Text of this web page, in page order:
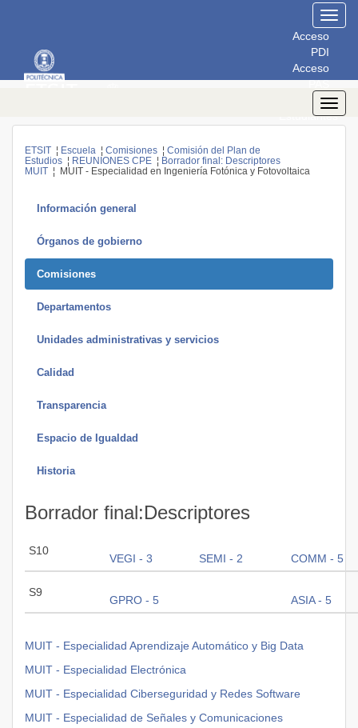
Acceso
PDI
Acceso
PAS
Acceso
Estudiantes
ETSIT ¦ Escuela ¦ Comisiones ¦ Comisión del Plan de
Estudios ¦ REUNIONES CPE ¦ Borrador final: Descriptores
MUIT ¦ MUIT - Especialidad en Ingeniería Fotónica y Fotovoltaica
Información general
Órganos de gobierno
Comisiones
Departamentos
Unidades administrativas y servicios
Calidad
Transparencia
Espacio de Igualdad
Historia
Borrador final:Descriptores
S10
VEGI - 3 SEMI - 2 COMM - 5
S9
GPRO - 5 ASIA - 5
MUIT - Especialidad Aprendizaje Automático y Big Data
MUIT - Especialidad Electrónica
MUIT - Especialidad Ciberseguridad y Redes Software
MUIT - Especialidad de Señales y Comunicaciones